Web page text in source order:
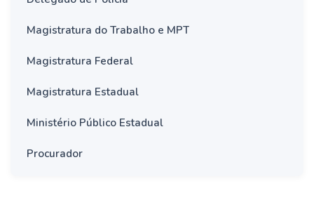
Magistratura do Trabalho e MPT
Magistratura Federal
Magistratura Estadual
Ministério Público Estadual
Procurador